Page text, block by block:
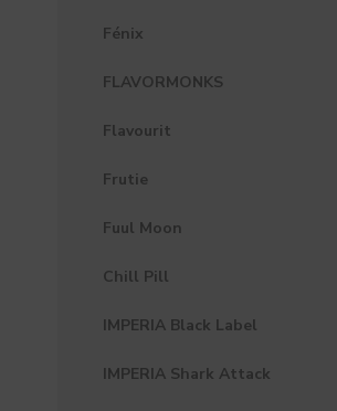
Fénix
FLAVORMONKS
Flavourit
Frutie
Fuul Moon
Chill Pill
IMPERIA Black Label
IMPERIA Shark Attack